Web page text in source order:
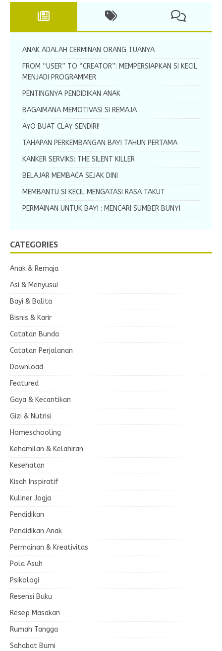
ANAK ADALAH CERMINAN ORANG TUANYA
FROM “USER” TO “CREATOR”: MEMPERSIAPKAN SI KECIL
MENJADI PROGRAMMER
PENTINGNYA PENDIDIKAN ANAK
BAGAIMANA MEMOTIVASI SI REMAJA
AYO BUAT CLAY SENDIRI!
TAHAPAN PERKEMBANGAN BAYI TAHUN PERTAMA
KANKER SERVIKS: THE SILENT KILLER
BELAJAR MEMBACA SEJAK DINI
MEMBANTU SI KECIL MENGATASI RASA TAKUT
PERMAINAN UNTUK BAYI : MENCARI SUMBER BUNYI
CATEGORIES
Anak & Remaja
Asi & Menyusui
Bayi & Balita
Bisnis & Karir
Catatan Bunda
Catatan Perjalanan
Download
Featured
Gaya & Kecantikan
Gizi & Nutrisi
Homeschooling
Kehamilan & Kelahiran
Kesehatan
Kisah Inspiratif
Kuliner Jogja
Pendidikan
Pendidikan Anak
Permainan & Kreativitas
Pola Asuh
Psikologi
Resensi Buku
Resep Masakan
Rumah Tangga
Sahabat Bumi